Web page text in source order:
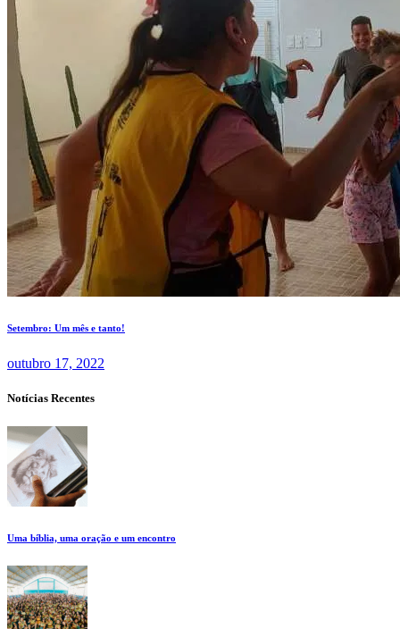
Setembro: Um mês e tanto!
outubro 17, 2022
Notícias Recentes
Uma bíblia, uma oração e um encontro